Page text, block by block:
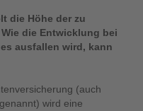
die Höhe der zu
die Entwicklung bei
ausfallen wird, kann
(auch
wird eine